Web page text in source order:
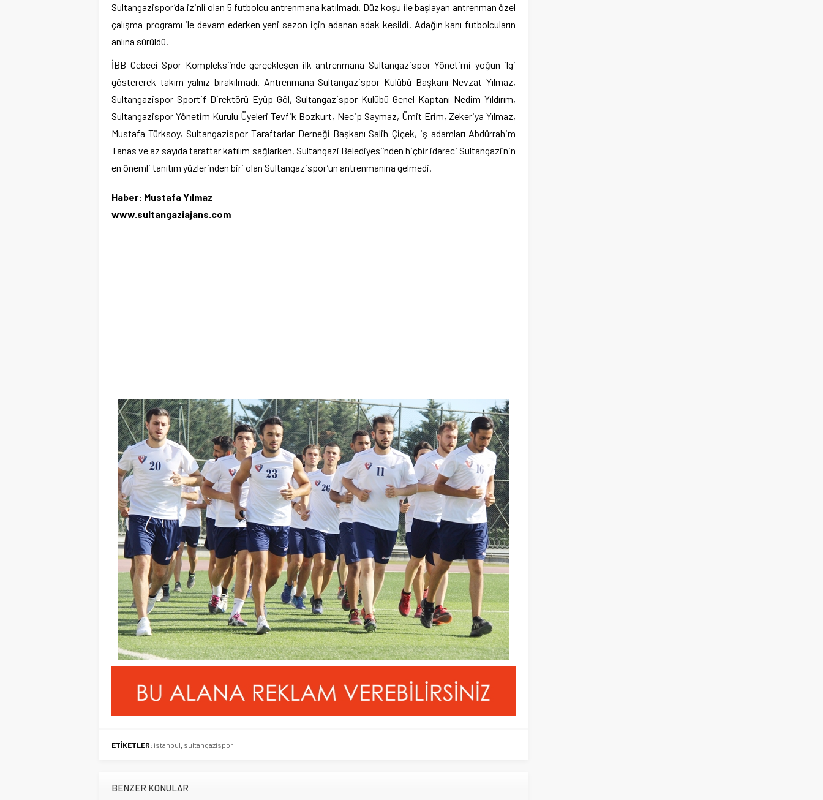
Sultangazispor’da izinli olan 5 futbolcu antrenmana katılmadı. Düz koşu ile başlayan antrenman özel
çalışma programı ile devam ederken yeni sezon için adanan adak kesildi. Adağın kanı futbolcuların
anlına sürüldü.
İBB Cebeci Spor Kompleksi’nde gerçekleşen ilk antrenmana Sultangazispor Yönetimi yoğun ilgi
göstererek takım yalnız bırakılmadı. Antrenmana Sultangazispor Kulübü Başkanı Nevzat Yılmaz,
Sultangazispor Sportif Direktörü Eyüp Göl, Sultangazispor Kulübü Genel Kaptanı Nedim Yıldırım,
Sultangazispor Yönetim Kurulu Üyeleri Tevfik Bozkurt, Necip Saymaz, Ümit Erim, Zekeriya Yılmaz,
Mustafa Türksoy, Sultangazispor Taraftarlar Derneği Başkanı Salih Çiçek, iş adamları Abdürrahim
Tanas ve az sayıda taraftar katılım sağlarken, Sultangazi Belediyesi’nden hiçbir idareci Sultangazi’nin
en önemli tanıtım yüzlerinden biri olan Sultangazispor’un antrenmanına gelmedi.
Haber: Mustafa Yılmaz
www.sultangaziajans.com
ETİKETLER: istanbul, sultangazispor
BENZER KONULAR